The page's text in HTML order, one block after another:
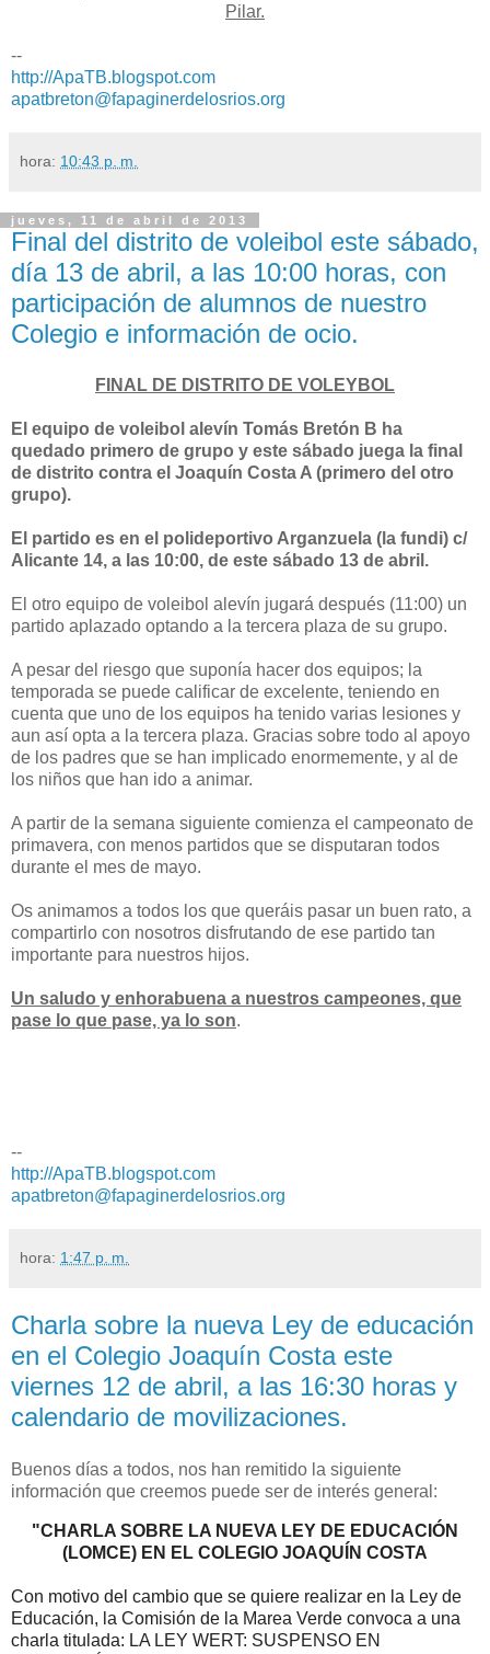
Pilar.
--
http://ApaTB.blogspot.com
apatbreton@fapaginerdelosrios.org
hora: 10:43 p. m.
jueves, 11 de abril de 2013
Final del distrito de voleibol este sábado,
día 13 de abril, a las 10:00 horas, con
participación de alumnos de nuestro
Colegio e información de ocio.
FINAL DE DISTRITO DE VOLEYBOL
El equipo de voleibol alevín Tomás Bretón B ha
quedado primero de grupo y este sábado juega la final
de distrito contra el Joaquín Costa A (primero del otro
grupo).
El partido es en el polideportivo Arganzuela (la fundi) c/
Alicante 14, a las 10:00, de este sábado 13 de abril.
El otro equipo de voleibol alevín jugará después (11:00) un
partido aplazado optando a la tercera plaza de su grupo.
A pesar del riesgo que suponía hacer dos equipos; la
temporada se puede calificar de excelente, teniendo en
cuenta que uno de los equipos ha tenido varias lesiones y
aun así opta a la tercera plaza. Gracias sobre todo al apoyo
de los padres que se han implicado enormemente, y al de
los niños que han ido a animar.
A partir de la semana siguiente comienza el campeonato de
primavera, con menos partidos que se disputaran todos
durante el mes de mayo.
Os animamos a todos los que queráis pasar un buen rato, a
compartirlo con nosotros disfrutando de ese partido tan
importante para nuestros hijos.
Un saludo y enhorabuena a nuestros campeones, que
pase lo que pase, ya lo son.
--
http://ApaTB.blogspot.com
apatbreton@fapaginerdelosrios.org
hora: 1:47 p. m.
Charla sobre la nueva Ley de educación
en el Colegio Joaquín Costa este
viernes 12 de abril, a las 16:30 horas y
calendario de movilizaciones.
Buenos días a todos, nos han remitido la siguiente
información que creemos puede ser de interés general:
"CHARLA SOBRE LA NUEVA LEY DE EDUCACIÓN
(LOMCE) EN EL COLEGIO JOAQUÍN COSTA
Con motivo del cambio que se quiere realizar en la Ley de
Educación, la Comisión de la Marea Verde convoca a una
charla titulada: LA LEY WERT: SUSPENSO EN